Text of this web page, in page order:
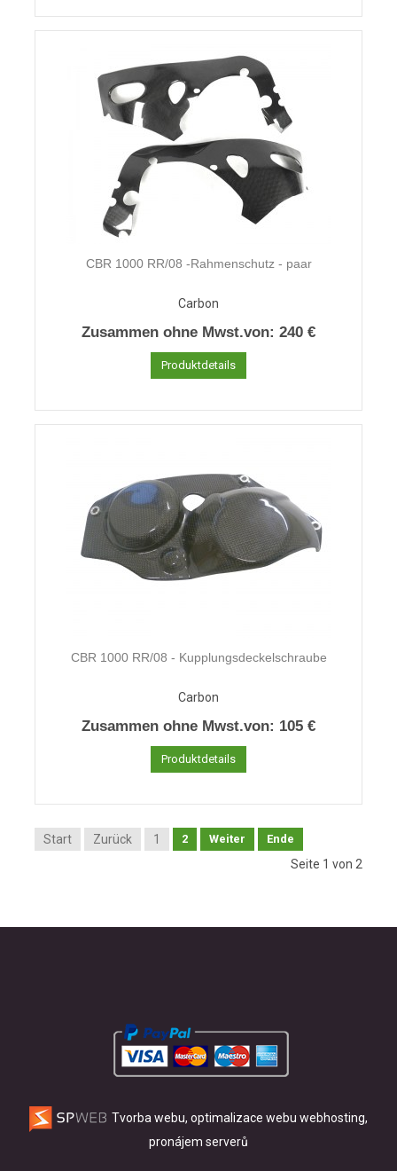
CBR 1000 RR/08 -Rahmenschutz - paar
Carbon
Zusammen ohne Mwst.von: 240 €
Produktdetails
CBR 1000 RR/08 - Kupplungsdeckelschraube
Carbon
Zusammen ohne Mwst.von: 105 €
Produktdetails
Start Zurück 1 2 Weiter Ende
Seite 1 von 2
Tvorba webu, optimalizace webu webhosting,
pronájem serverů